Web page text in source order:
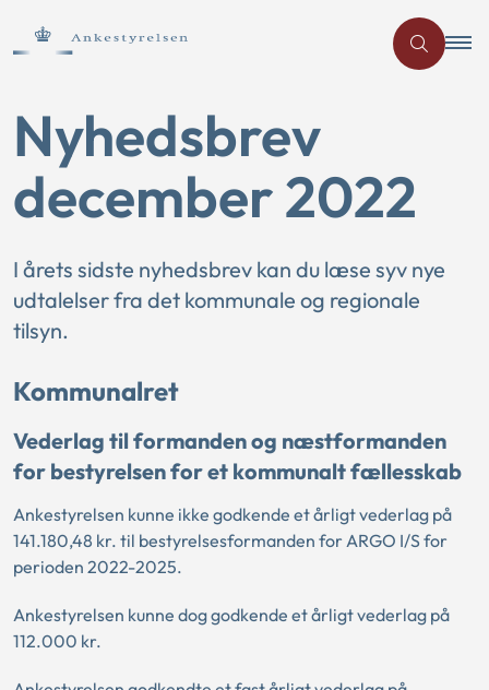
Nyhedsbrev
december 2022
I årets sidste nyhedsbrev kan du læse syv nye
udtalelser fra det kommunale og regionale
tilsyn.
Kommunalret
Vederlag til formanden og næstformanden
for bestyrelsen for et kommunalt fællesskab
Ankestyrelsen kunne ikke godkende et årligt vederlag på
141.180,48 kr. til bestyrelsesformanden for ARGO I/S for
perioden 2022-2025.
Ankestyrelsen kunne dog godkende et årligt vederlag på
112.000 kr.